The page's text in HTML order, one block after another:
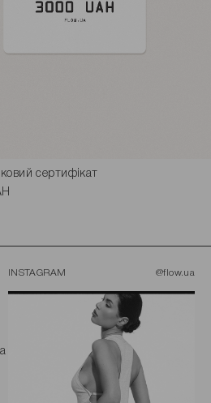
сертифікат
INSTAGRAM @flow.ua